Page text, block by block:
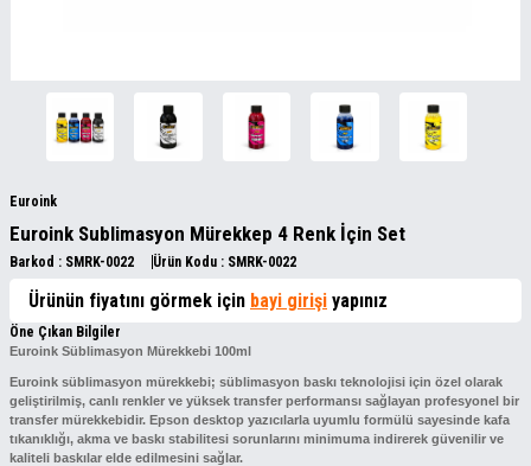
Euroink
Euroink Sublimasyon Mürekkep 4 Renk İçin Set
Barkod : SMRK-0022 Ürün Kodu : SMRK-0022
Ürünün fiyatını görmek için bayi girişi yapınız
Öne Çıkan Bilgiler
Euroink Süblimasyon Mürekkebi 100ml
Euroink süblimasyon mürekkebi; süblimasyon baskı teknolojisi için özel olarak
geliştirilmiş, canlı renkler ve yüksek transfer performansı sağlayan profesyonel bir
transfer mürekkebidir. Epson desktop yazıcılarla uyumlu formülü sayesinde kafa
tıkanıklığı, akma ve baskı stabilitesi sorunlarını minimuma indirerek güvenilir ve
kaliteli baskılar elde edilmesini sağlar.